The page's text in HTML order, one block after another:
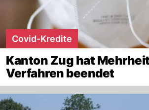
Covid-Kredite
Kanton Zug hat
Verfahren beendet